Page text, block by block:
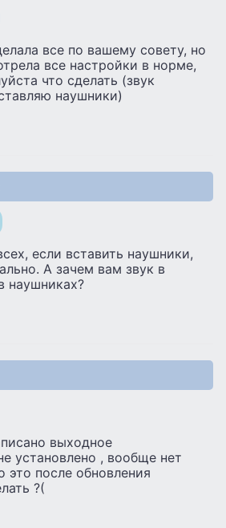
все по вашему совету, но
все настройки в норме,
что сделать (звук
наушники)
если вставить наушники,
А зачем вам звук в
наушниках?
выходное
установлено , вообще нет
это после обновления
?(